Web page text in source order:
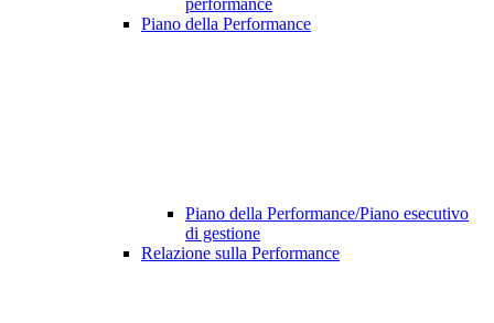
performance
Piano della Performance
Piano della Performance/Piano esecutivo
di gestione
Relazione sulla Performance